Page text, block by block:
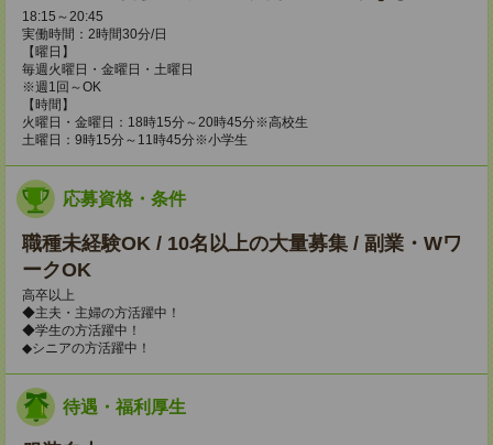
18:15～20:45
実働時間：2時間30分/日
【曜日】
毎週火曜日・金曜日・土曜日
※週1回～OK
【時間】
火曜日・金曜日：18時15分～20時45分※高校生
土曜日：9時15分～11時45分※小学生
応募資格・条件
職種未経験OK / 10名以上の大量募集 / 副業・Wワ
ークOK
高卒以上
◆主夫・主婦の方活躍中！
◆学生の方活躍中！
◆シニアの方活躍中！
待遇・福利厚生